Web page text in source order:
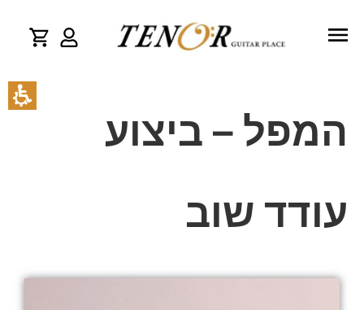
המפל – ביצוע
עודד שוב